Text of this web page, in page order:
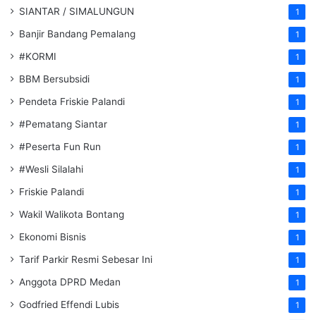
SIANTAR / SIMALUNGUN 1
Banjir Bandang Pemalang 1
#KORMI 1
BBM Bersubsidi 1
Pendeta Friskie Palandi 1
#Pematang Siantar 1
#Peserta Fun Run 1
#Wesli Silalahi 1
Friskie Palandi 1
Wakil Walikota Bontang 1
Ekonomi Bisnis 1
Tarif Parkir Resmi Sebesar Ini 1
Anggota DPRD Medan 1
Godfried Effendi Lubis 1